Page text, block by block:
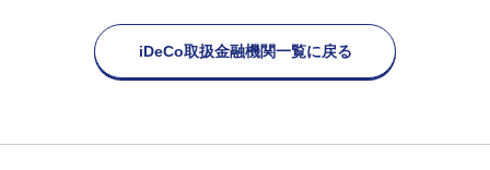
iDeCo取扱金融機関一覧に戻る